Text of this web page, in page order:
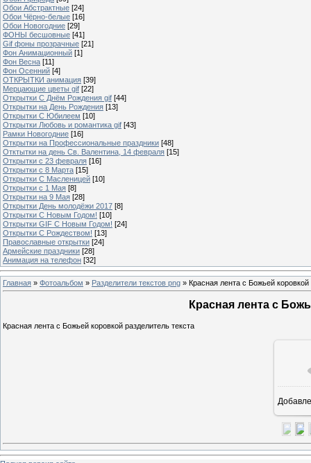
Обои Абстрактные [24]
Обои Чёрно-белые [16]
Обои Новогодние [29]
ФОНЫ бесшовные [41]
Gif фоны прозрачные [21]
Фон Анимационный [1]
Фон Весна [11]
Фон Осенний [4]
ОТКРЫТКИ анимация [39]
Мерцающие цветы gif [22]
Открытки С Днём Рождения gif [44]
Открытки на День Рождения [13]
Открытки С Юбилеем [10]
Открытки Любовь и романтика gif [43]
Рамки Новогодние [16]
Открытки на Профессиональные праздники [48]
Отктытки на день Св. Валентина, 14 февраля [15]
Открытки с 23 февраля [16]
Открытки с 8 Марта [15]
Открытки С Масленицей [10]
Открытки с 1 Мая [8]
Открытки на 9 Мая [28]
Открытки День молодёжи 2017 [8]
Открытки С Новым Годом! [10]
Открытки GIF С Новым Годом! [24]
Открытки С Рождеством! [13]
Православные открытки [24]
Армейские праздники [28]
Анимация на телефон [32]
Главная » Фотоальбом » Разделители текстов png » Красная лента с Божьей коровкой
Красная лента с
Красная лента с Божьей коровкой разделитель текста